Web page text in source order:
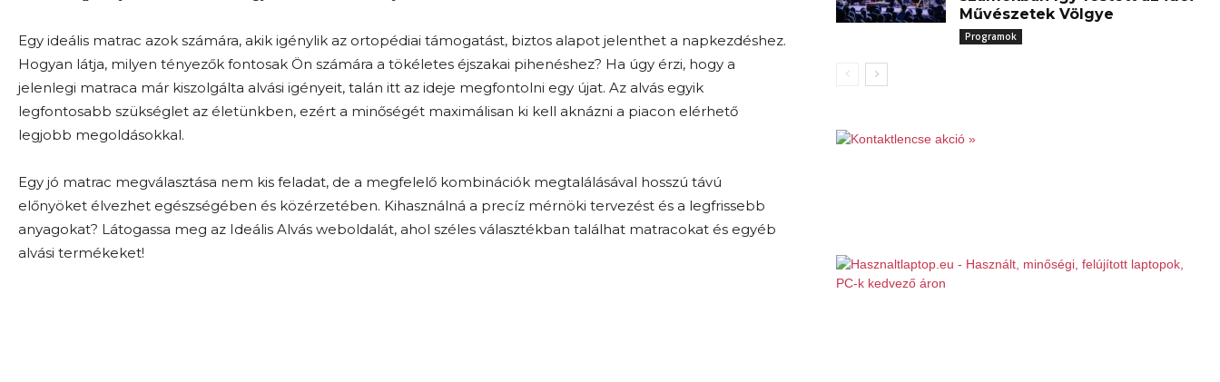
Egy ideális matrac azok számára, akik igénylik az ortopédiai támogatást, biztos alapot jelenthet a napkezdéshez.
Hogyan látja, milyen tényezők fontosak Ön számára a tökéletes éjszakai pihenéshez? Ha úgy érzi, hogy a
jelenlegi matraca már kiszolgálta alvási igényeit, talán itt az ideje megfontolni egy újat. Az alvás egyik
legfontosabb szükséglet az életünkben, ezért a minőségét maximálisan ki kell aknázni a piacon elérhető
legjobb megoldásokkal.
Egy jó matrac megválasztása nem kis feladat, de a megfelelő kombinációk megtalálásával hosszú távú
előnyöket élvezhet egészségében és közérzetében. Kihasználná a precíz mérnöki tervezést és a legfrissebb
anyagokat? Látogassa meg az Ideális Alvás weboldalát, ahol széles választékban találhat matracokat és egyéb
alvási termékeket!
Művészetek Völgye
Programok